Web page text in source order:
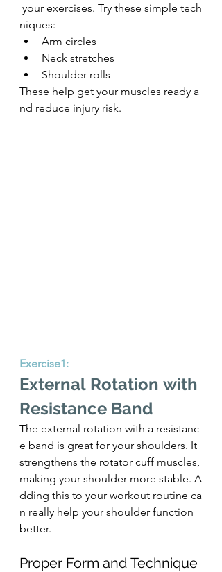
your exercises. Try these simple tech
niques:
Arm circles
Neck stretches
Shoulder rolls
These help get your muscles ready a
nd reduce injury risk.
Exercise1:
External Rotation with
Resistance Band
The external rotation with a resistanc
e band is great for your shoulders. It
strengthens the rotator cuff muscles,
making your shoulder more stable. A
dding this to your workout routine ca
n really help your shoulder function
better.
Proper Form and Technique